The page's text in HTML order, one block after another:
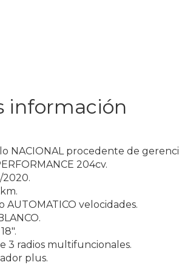
información
NACIONAL procedente de
204cv.
2020.
AUTOMATICO velocidades.
3 radios multifuncionales.
plus.